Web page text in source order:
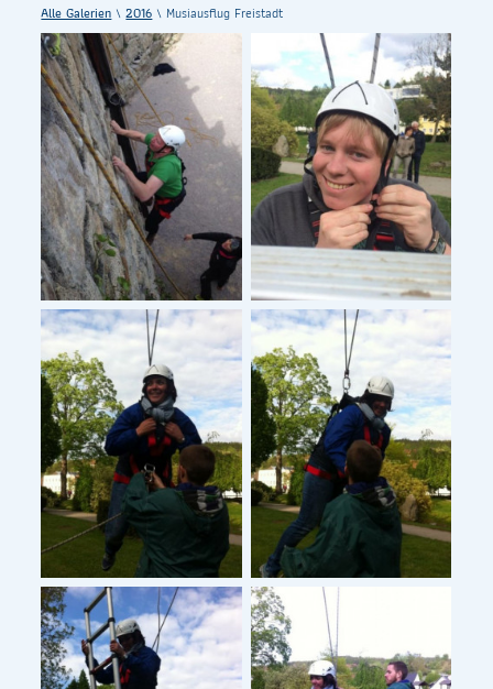
Alle Galerien \2016 \ Musiausflug Freistadt